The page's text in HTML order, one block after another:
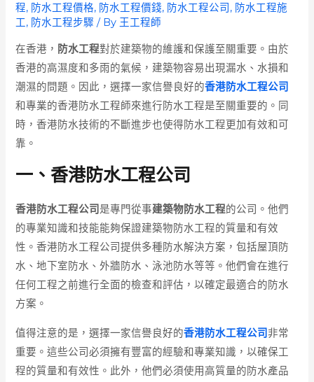
程, 防水工程價格, 防水工程價錢, 防水工程公司 , 防水工程施
工, 防水工程步驟 / By 王工程師
在香港， 防水工程對於建築物的維護和保護至關重要。由於
香港的高濕度和多雨的氣候，建築物容易出現漏水、水損和
潮濕的問題。因此，選擇一家信譽良好的香港防水工程公司
和專業的香港防水工程師來進行防水工程是至關重要的。同
時，香港防水技術的不斷進步也使得防水工程更加有效和可
靠。
一、香港防水工程公司
香港防水工程公司 是專門從事建築物防水工程的公司。他們
的專業知識和技能能夠保證建築物防水工程的質量和有效
性。香港防水工程公司提供多種防水解決方案，包括屋頂防
水、地下室防水、外牆防水、泳池防水等等。他們會在進行
任何工程之前進行全面的檢查和評估，以確定最適合的防水
方案。
值得注意的是，選擇一家信譽良好的香港防水工程公司 非常
重要。這些公司必須擁有豐富的經驗和專業知識，以確保工
程的質量和有效性。此外，他們必須使用高質量的防水產品